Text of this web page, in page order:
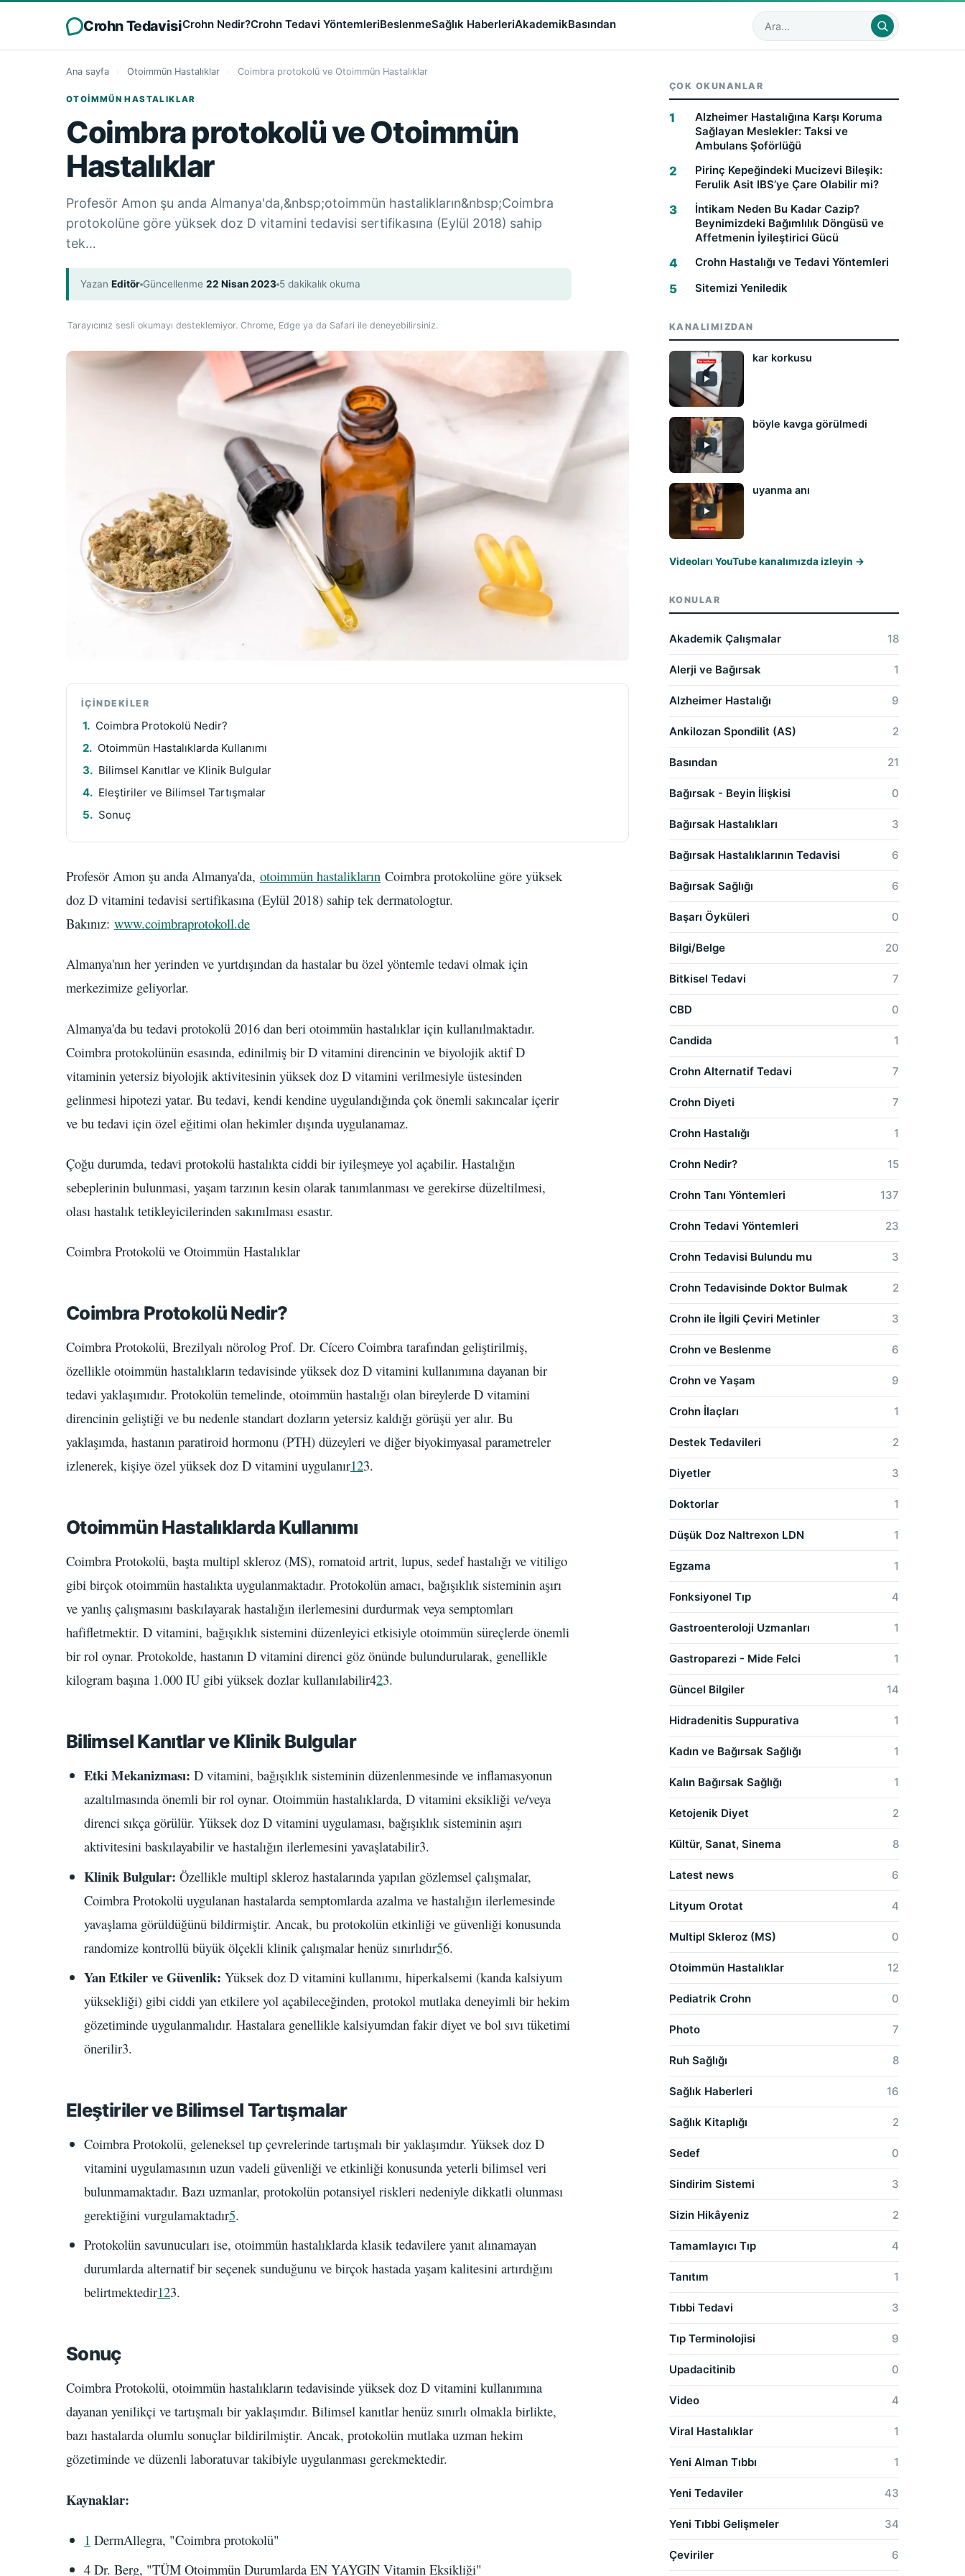
Crohn TedavisiCrohn Nedir?Crohn Tedavi YöntemleriBeslenmeSağlık HaberleriAkademikBasından
Sitede ara
Ana sayfa › Otoimmün Hastalıklar › Coimbra protokolü ve Otoimmün Hastalıklar
OTOIMMÜN HASTALIKLAR
Coimbra protokolü ve Otoimmün
Hastalıklar
Profesör Amon şu anda Almanya'da,&nbsp;otoimmün hastalikların&nbsp;Coimbra
protokolüne göre yüksek doz D vitamini tedavisi sertifikasına (Eylül 2018) sahip
tek…
Yazan Editör Güncellenme 22 Nisan 2023 5 dakikalık okuma
Tarayıcınız sesli okumayı desteklemiyor. Chrome, Edge ya da Safari ile deneyebilirsiniz.
İÇINDEKILER
Coimbra Protokolü Nedir?
Otoimmün Hastalıklarda Kullanımı
Bilimsel Kanıtlar ve Klinik Bulgular
Eleştiriler ve Bilimsel Tartışmalar
Sonuç
Profesör Amon şu anda Almanya'da, otoimmün hastalikların Coimbra protokolüne göre yüksek
doz D vitamini tedavisi sertifikasına (Eylül 2018) sahip tek dermatologtur.
Bakınız: www.coimbraprotokoll.de
Almanya'nın her yerinden ve yurtdışından da hastalar bu özel yöntemle tedavi olmak için
merkezimize geliyorlar.
Almanya'da bu tedavi protokolü 2016 dan beri otoimmün hastalıklar için kullanılmaktadır.
Coimbra protokolünün esasında, edinilmiş bir D vitamini direncinin ve biyolojik aktif D
vitaminin yetersiz biyolojik aktivitesinin yüksek doz D vitamini verilmesiyle üstesinden
gelinmesi hipotezi yatar. Bu tedavi, kendi kendine uygulandığında çok önemli sakıncalar içerir
ve bu tedavi için özel eğitimi olan hekimler dışında uygulanamaz.
Çoğu durumda, tedavi protokolü hastalıkta ciddi bir iyileşmeye yol açabilir. Hastalığın
sebeplerinin bulunmasi, yaşam tarzının kesin olarak tanımlanması ve gerekirse düzeltilmesi,
olası hastalık tetikleyicilerinden sakınılması esastır.
Coimbra Protokolü ve Otoimmün Hastalıklar
Coimbra Protokolü Nedir?
Coimbra Protokolü, Brezilyalı nörolog Prof. Dr. Cícero Coimbra tarafından geliştirilmiş,
özellikle otoimmün hastalıkların tedavisinde yüksek doz D vitamini kullanımına dayanan bir
tedavi yaklaşımıdır. Protokolün temelinde, otoimmün hastalığı olan bireylerde D vitamini
direncinin geliştiği ve bu nedenle standart dozların yetersiz kaldığı görüşü yer alır. Bu
yaklaşımda, hastanın paratiroid hormonu (PTH) düzeyleri ve diğer biyokimyasal parametreler
izlenerek, kişiye özel yüksek doz D vitamini uygulanır123.
Otoimmün Hastalıklarda Kullanımı
Coimbra Protokolü, başta multipl skleroz (MS), romatoid artrit, lupus, sedef hastalığı ve vitiligo
gibi birçok otoimmün hastalıkta uygulanmaktadır. Protokolün amacı, bağışıklık sisteminin aşırı
ve yanlış çalışmasını baskılayarak hastalığın ilerlemesini durdurmak veya semptomları
hafifletmektir. D vitamini, bağışıklık sistemini düzenleyici etkisiyle otoimmün süreçlerde önemli
bir rol oynar. Protokolde, hastanın D vitamini direnci göz önünde bulundurularak, genellikle
kilogram başına 1.000 IU gibi yüksek dozlar kullanılabilir423.
Bilimsel Kanıtlar ve Klinik Bulgular
Etki Mekanizması: D vitamini, bağışıklık sisteminin düzenlenmesinde ve inflamasyonun
azaltılmasında önemli bir rol oynar. Otoimmün hastalıklarda, D vitamini eksikliği ve/veya
direnci sıkça görülür. Yüksek doz D vitamini uygulaması, bağışıklık sisteminin aşırı
aktivitesini baskılayabilir ve hastalığın ilerlemesini yavaşlatabilir3.
Klinik Bulgular: Özellikle multipl skleroz hastalarında yapılan gözlemsel çalışmalar,
Coimbra Protokolü uygulanan hastalarda semptomlarda azalma ve hastalığın ilerlemesinde
yavaşlama görüldüğünü bildirmiştir. Ancak, bu protokolün etkinliği ve güvenliği konusunda
randomize kontrollü büyük ölçekli klinik çalışmalar henüz sınırlıdır56.
Yan Etkiler ve Güvenlik: Yüksek doz D vitamini kullanımı, hiperkalsemi (kanda kalsiyum
yüksekliği) gibi ciddi yan etkilere yol açabileceğinden, protokol mutlaka deneyimli bir hekim
gözetiminde uygulanmalıdır. Hastalara genellikle kalsiyumdan fakir diyet ve bol sıvı tüketimi
önerilir3.
Eleştiriler ve Bilimsel Tartışmalar
Coimbra Protokolü, geleneksel tıp çevrelerinde tartışmalı bir yaklaşımdır. Yüksek doz D
vitamini uygulamasının uzun vadeli güvenliği ve etkinliği konusunda yeterli bilimsel veri
bulunmamaktadır. Bazı uzmanlar, protokolün potansiyel riskleri nedeniyle dikkatli olunması
gerektiğini vurgulamaktadır5.
Protokolün savunucuları ise, otoimmün hastalıklarda klasik tedavilere yanıt alınamayan
durumlarda alternatif bir seçenek sunduğunu ve birçok hastada yaşam kalitesini artırdığını
belirtmektedir123.
Sonuç
Coimbra Protokolü, otoimmün hastalıkların tedavisinde yüksek doz D vitamini kullanımına
dayanan yenilikçi ve tartışmalı bir yaklaşımdır. Bilimsel kanıtlar henüz sınırlı olmakla birlikte,
bazı hastalarda olumlu sonuçlar bildirilmiştir. Ancak, protokolün mutlaka uzman hekim
gözetiminde ve düzenli laboratuvar takibiyle uygulanması gerekmektedir.
Kaynaklar:
1 DermAllegra, "Coimbra protokolü"
4 Dr. Berg, "TÜM Otoimmün Durumlarda EN YAYGIN Vitamin Eksikliği"
ÇOK OKUNANLAR
Alzheimer Hastalığına Karşı Koruma
Sağlayan Meslekler: Taksi ve
Ambulans Şoförlüğü
Pirinç Kepeğindeki Mucizevi Bileşik:
Ferulik Asit IBS’ye Çare Olabilir mi?
İntikam Neden Bu Kadar Cazip?
Beynimizdeki Bağımlılık Döngüsü ve
Affetmenin İyileştirici Gücü
Crohn Hastalığı ve Tedavi Yöntemleri
Sitemizi Yeniledik
KANALIMIZDAN
kar korkusu
böyle kavga görülmedi
uyanma anı
Videoları YouTube kanalımızda izleyin →
KONULAR
Akademik Çalışmalar 18
Alerji ve Bağırsak 1
Alzheimer Hastalığı 9
Ankilozan Spondilit (AS) 2
Basından 21
Bağırsak - Beyin İlişkisi 0
Bağırsak Hastalıkları 3
Bağırsak Hastalıklarının Tedavisi 6
Bağırsak Sağlığı 6
Başarı Öyküleri 0
Bilgi/Belge 20
Bitkisel Tedavi 7
CBD 0
Candida 1
Crohn Alternatif Tedavi 7
Crohn Diyeti 7
Crohn Hastalığı 1
Crohn Nedir? 15
Crohn Tanı Yöntemleri 137
Crohn Tedavi Yöntemleri 23
Crohn Tedavisi Bulundu mu 3
Crohn Tedavisinde Doktor Bulmak 2
Crohn ile İlgili Çeviri Metinler 3
Crohn ve Beslenme 6
Crohn ve Yaşam 9
Crohn İlaçları 1
Destek Tedavileri 2
Diyetler 3
Doktorlar 1
Düşük Doz Naltrexon LDN 1
Egzama 1
Fonksiyonel Tıp 4
Gastroenteroloji Uzmanları 1
Gastroparezi - Mide Felci 1
Güncel Bilgiler 14
Hidradenitis Suppurativa 1
Kadın ve Bağırsak Sağlığı 1
Kalın Bağırsak Sağlığı 1
Ketojenik Diyet 2
Kültür, Sanat, Sinema 8
Latest news 6
Lityum Orotat 4
Multipl Skleroz (MS) 0
Otoimmün Hastalıklar 12
Pediatrik Crohn 0
Photo 7
Ruh Sağlığı 8
Sağlık Haberleri 16
Sağlık Kitaplığı 2
Sedef 0
Sindirim Sistemi 3
Sizin Hikâyeniz 2
Tamamlayıcı Tıp 4
Tanıtım 1
Tıbbi Tedavi 3
Tıp Terminolojisi 9
Upadacitinib 0
Video 4
Viral Hastalıklar 1
Yeni Alman Tıbbı 1
Yeni Tedaviler 43
Yeni Tıbbi Gelişmeler 34
Çeviriler 6